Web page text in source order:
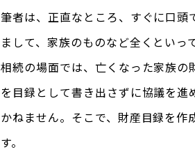
筆者は、正直なところ、すぐに口頭
まして、家族のものなど全くといっ
相続の場面では、亡くなった家族
を目録として書き出さずに協議を
かねません。そこで、財産目録を
す。